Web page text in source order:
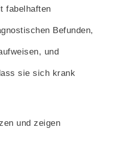
fabelhaften
Befunden,
und
sie sich krank
und zeigen